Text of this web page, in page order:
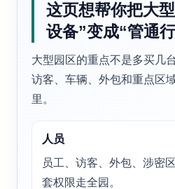
这页想帮你把大
设备”变成“管通
大型园区的重点不是多买几
访客、车辆、外包和重点区
里。
人员
员工、访客、外包、涉密
套权限走全园。